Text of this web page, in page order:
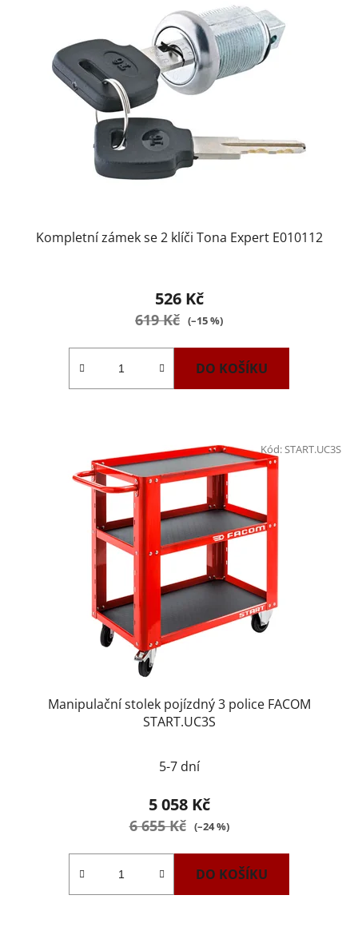
Kompletní zámek se 2 klíči Tona Expert E010112
526 Kč
619 Kč (–15 %)
DO KOŠÍKU
Manipulační stolek pojízdný 3 police FACOM
START.UC3S
5-7 dní
5 058 Kč
6 655 Kč (–24 %)
DO KOŠÍKU
Kód:START.UC3S